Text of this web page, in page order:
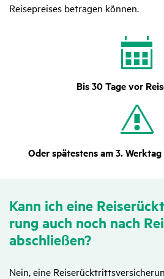
Reisepreises betragen können.
Bis 30 Tage vor
Oder spätestens am 3.
Kann ich eine
rung auch noch nach
abschließen?
Nein, eine